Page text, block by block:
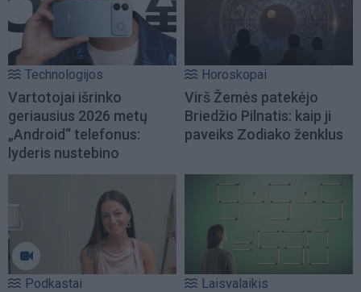
Technologijos
Vartotojai išrinko
geriausius 2026 metų
„Android“ telefonus:
lyderis nustebino
Horoskopai
Virš Žemės patekėjo
Briedžio Pilnatis: kaip ji
paveiks Zodiako ženklus
Podkastai Laisvalaikis